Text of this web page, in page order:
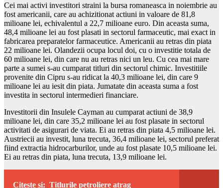
Cei mai activi investitori straini la bursa romaneasca in noiembrie au
fost americanii, care au achizitionat actiuni in valoare de 81,8
milioane lei, echivalentul a 22,7 milioane euro. Din aceasta suma,
48,4 milioane lei au fost plasati in sectorul farmaceutic, mai exact in
fabricarea preparatelor farmaceutice. Americanii au retras din piata
22 milioane lei. Olandezii ocupa locul doi, cu o investitie totala de
60 milioane lei, din care nu au retras nici un leu. Cu cea mai mare
parte a sumei s-au cumparat titluri din sectorul chimic. Investitiile
provenite din Cipru s-au ridicat la 40,3 milioane lei, din care 9
milioane lei au iesit din piata. Jumatate din aceasta suma a fost
investita in sectorul intermedieri financiare.
Investitorii din Insulele Cayman au cumparat actiuni de 38,9
milioane lei, din care 35,2 milioane lei au fost plasate in sectorul
activitati de asigurari de viata. Ei au retras din piata 4,5 milioane lei.
Austriecii au investit, luna trecuta, 36,4 milioane lei, sectorul preferat
fiind extractia hidrocarburilor, unde au fost plasate 10,5 milioane lei.
Ei au retras din piata, luna trecuta, 13,9 milioane lei.
Citeste si: Titlurile petroliere atrag